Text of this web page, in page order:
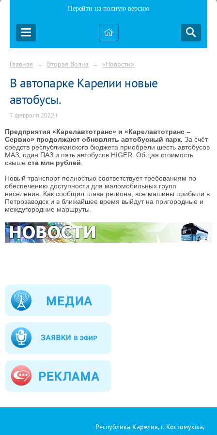
Перейти на полную версию
Главная → Вторая Волна → «Новости»
В автопарке Карелии новые
автобусы.
7 февраля 2022 г.
Предприятия «Карелавтотранс» и «Карелавтотранс –
Сервис» продолжают обновлять автобусный парк. За счёт
средств республиканского бюджета приобрели шесть автобусов
МАЗ, один ПАЗ и пять автобусов HIGER. Общая стоимость
свыше ста млн рублей
Новый транспорт полностью соответствует требованиям по
обеспечению доступности для маломобильных групп
населения. Как сообщил глава региона, все машины прибыли в
Петрозаводск и в ближайшее время выйдут на пригородные и
междугородние маршруты.
Республика Карелия, г. Костомукша,